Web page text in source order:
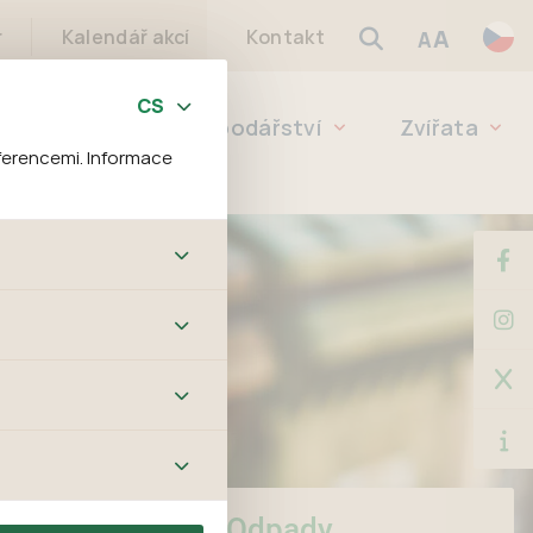
Informace
stránek a všech
a také nastavení
tato data
nelze přiřadit
zájmům, což
což vám
Kalendář akcí Kontakt AA
Lesní hospodářství
Zvířata